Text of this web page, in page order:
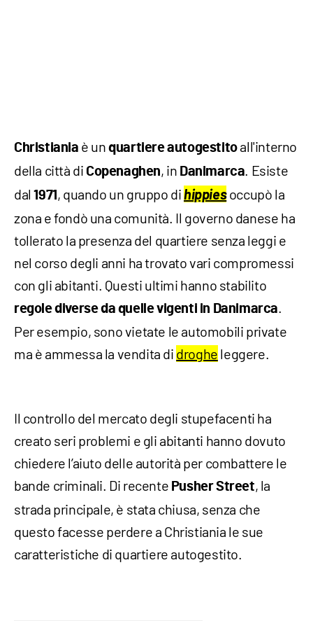
Christiania è unquartiere autogestitoall'interno
della città di Copenaghen, in Danimarca. Esiste
dal1971 , quando un gruppo dihippiesoccupò la
zona e fondò una comunità. Il governo danese ha
tollerato la presenza del quartiere senza leggi e
nel corso degli anni ha trovato vari compromessi
con gli abitanti. Questi ultimi hanno stabilito
regole diverse da quelle vigenti in Danimarca.
Per esempio, sono vietate le automobili private
ma è ammessa la vendita di droghe leggere.
Il controllo del mercato degli stupefacenti ha
creato seri problemi e gli abitanti hanno dovuto
chiedere l’aiuto delle autorità per combattere le
bande criminali. Di recente Pusher Street, la
strada principale, è stata chiusa, senza che
questo facesse perdere a Christiania le sue
caratteristiche di quartiere autogestito.